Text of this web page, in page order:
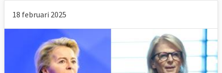
18 februari 2025